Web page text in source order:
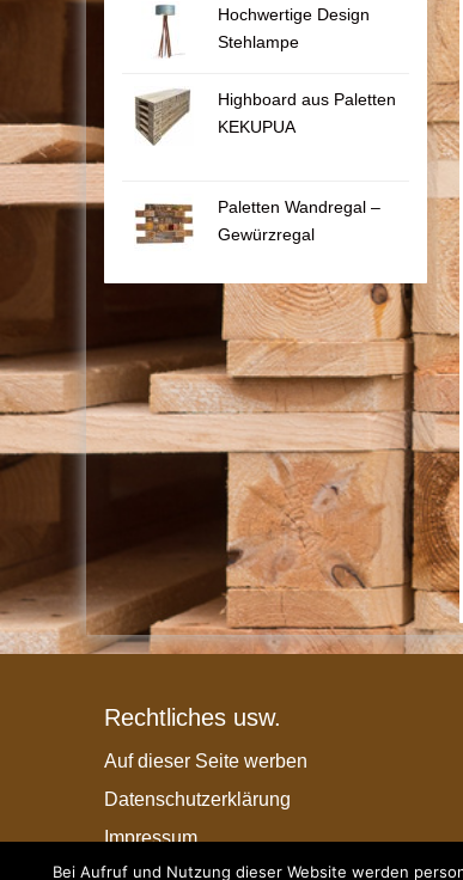
Hochwertige Design
Stehlampe
Highboard aus Paletten
KEKUPUA
Paletten Wandregal –
Gewürzregal
Rechtliches usw.
Auf dieser Seite werben
Datenschutzerklärung
Impressum
Bei Aufruf und Nutzung dieser Website werden